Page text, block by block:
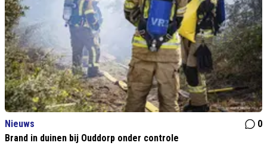
Nieuws
0
Brand in duinen bij Ouddorp onder controle